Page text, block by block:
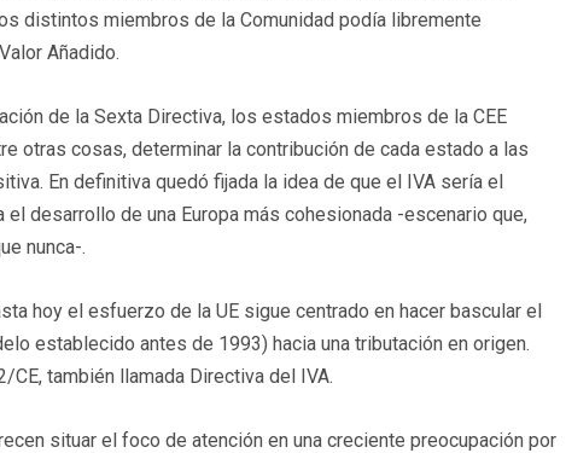
distintos miembros de la Comunidad podía libremente
Añadido.
de la Sexta Directiva, los estados miembros de la CEE
otras cosas, determinar la contribución de cada estado a las
En definitiva quedó fijada la idea de que el IVA sería el
desarrollo de una Europa más cohesionada -escenario que,
nunca-.
hoy el esfuerzo de la UE sigue centrado en hacer bascular el
establecido antes de 1993) hacia una tributación en origen.
también llamada Directiva del IVA.
situar el foco de atención en una creciente preocupación por